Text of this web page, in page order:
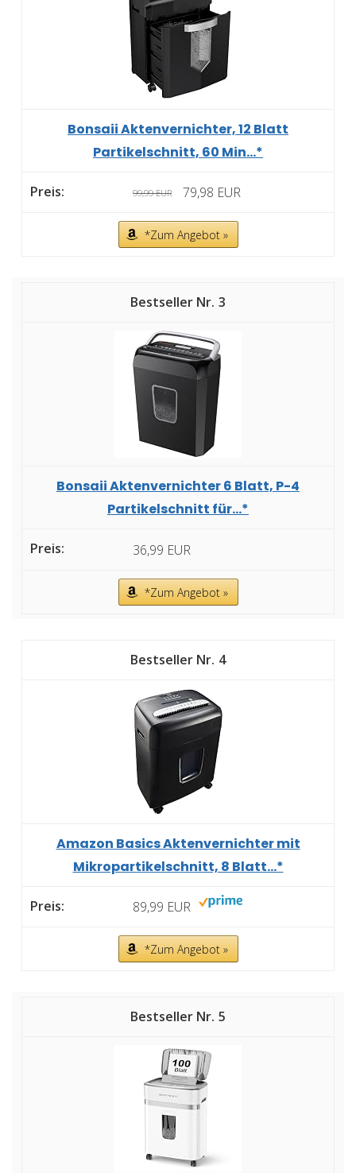
Bonsaii Aktenvernichter, 12 Blatt
Partikelschnitt, 60 Min...*
99,99 EUR 79,98 EUR
*Zum Angebot »
3
Bonsaii Aktenvernichter 6 Blatt, P-4
Partikelschnitt für...*
36,99 EUR
*Zum Angebot »
4
Amazon Basics Aktenvernichter mit
Mikropartikelschnitt, 8 Blatt...*
89,99 EUR
*Zum Angebot »
5